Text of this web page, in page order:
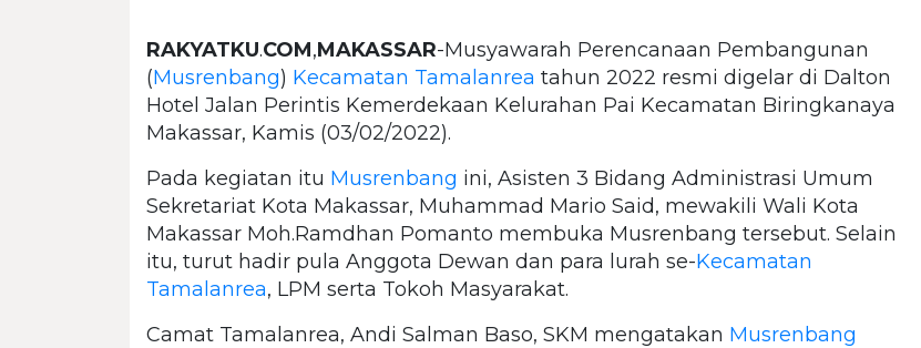
RAKYATKU.COM,MAKASSAR-Musyawarah Perencanaan Pembangunan
(Musrenbang) Kecamatan Tamalanrea tahun 2022 resmi digelar di Dalton
Hotel Jalan Perintis Kemerdekaan Kelurahan Pai Kecamatan Biringkanaya
Makassar, Kamis (03/02/2022).
Pada kegiatan itu Musrenbang ini, Asisten 3 Bidang Administrasi Umum
Sekretariat Kota Makassar, Muhammad Mario Said, mewakili Wali Kota
Makassar Moh.Ramdhan Pomanto membuka Musrenbang tersebut. Selain
itu, turut hadir pula Anggota Dewan dan para lurah se-Kecamatan
Tamalanrea, LPM serta Tokoh Masyarakat.
Camat Tamalanrea, Andi Salman Baso, SKM mengatakan Musrenbang